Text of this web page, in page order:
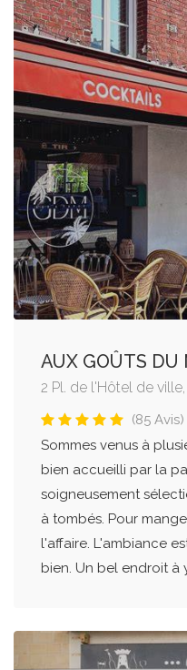
AUX GOÛTS DU
2 Pl. de l'Hôtel de
(85
Sommes venus à
bien accueilli par la
soigneusement
à tombés. Pour
l'affaire. L'ambiance
bien. Un bel endroit à